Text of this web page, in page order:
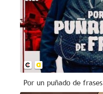
Por un puñado de frases